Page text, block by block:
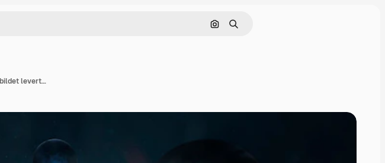
Søk etter bilde
Søk
Stjernetegn - Væren. Midten av solsystemet. Elementer av dette bildet levert av NASA